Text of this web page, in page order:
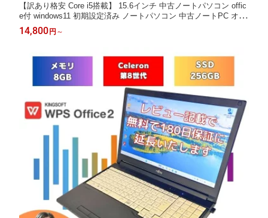
【訳あり格安 Core i5搭載】 15.6インチ 中古ノートパソコン offic
e付 windows11 初期設定済み ノートパソコン 中古ノートPC オフ
ィス付きノートパソコン win11 メモリ8GB SSD256GB 富士通 SS
D オフィス付 A747/S a747s-i5-7th-wakeari-5
14,800円 ～